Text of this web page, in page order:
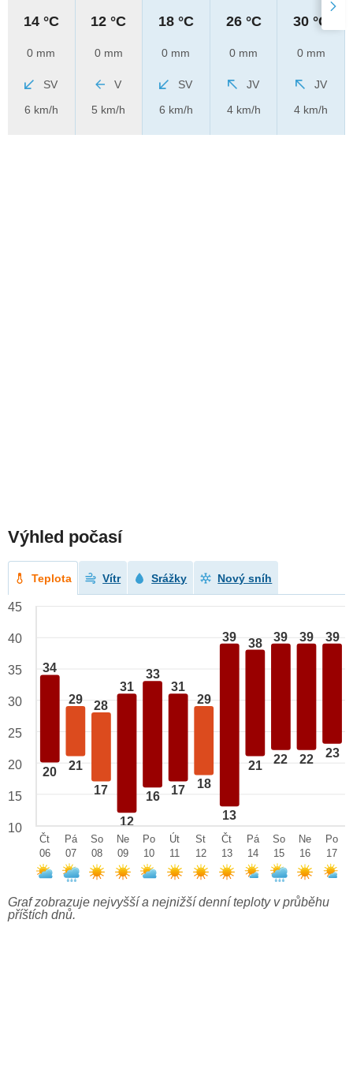
14 °C
0 mm
SV
6 km/h
12 °C
0 mm
V
5 km/h
18 °C
0 mm
SV
6 km/h
26 °C
0 mm
JV
4 km/h
30 °C
0 mm
JV
4 km/h
Výhled počasí
Teplota Vítr Srážky Nový sníh
34
20
29
21
28
17
31
12
33
16
31
17
29
18
39
13
38
21
39
22
39
22
39
23
45
40
35
30
25
20
15
10
Čt
06
Pá
07
So
08
Ne
09
Po
10
Út
11
St
12
Čt
13
Pá
14
So
15
Ne
16
Po
17
Graf zobrazuje nejvyšší a nejnižší denní teploty v průběhu
příštích dnů.